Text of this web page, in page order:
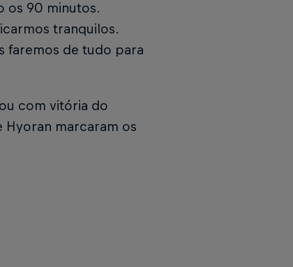
os 90 minutos.
tranquilos.
faremos de tudo para
com vitória do
Hyoran marcaram os